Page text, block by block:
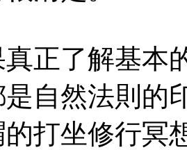
真正了解基本
自然法則的
的打坐修行冥